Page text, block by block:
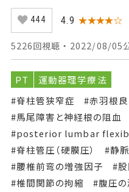
444 4.9 ★★★★☆
5226回視聴 ・ 2022/08/05
PT
運動器理学療法
#脊柱管狭窄症
#赤羽根
#馬尾障害と神経根の阻血
#posterior lumbar
#脊柱管圧（硬膜圧）
#静
#腰椎前弯の増強因子
#
#椎間関節の拘縮
#腹圧